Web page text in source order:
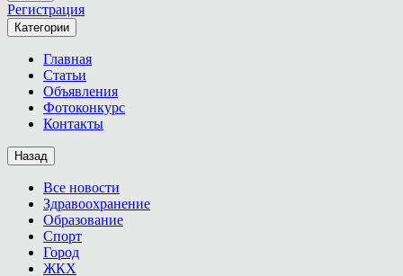
Регистрация
Категории
Главная
Статьи
Объявления
Фотоконкурс
Контакты
Назад
Все новости
Здравоохранение
Образование
Спорт
Город
ЖКХ